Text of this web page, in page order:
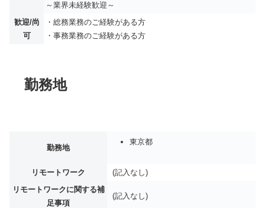
～業界未経験歓迎～
歓迎/尚
可
・総務業務のご経験がある方
・事務業務のご経験がある方
勤務地
勤務地
東京都
リモートワーク
(記入なし)
リモートワークに関する補
足事項
(記入なし)